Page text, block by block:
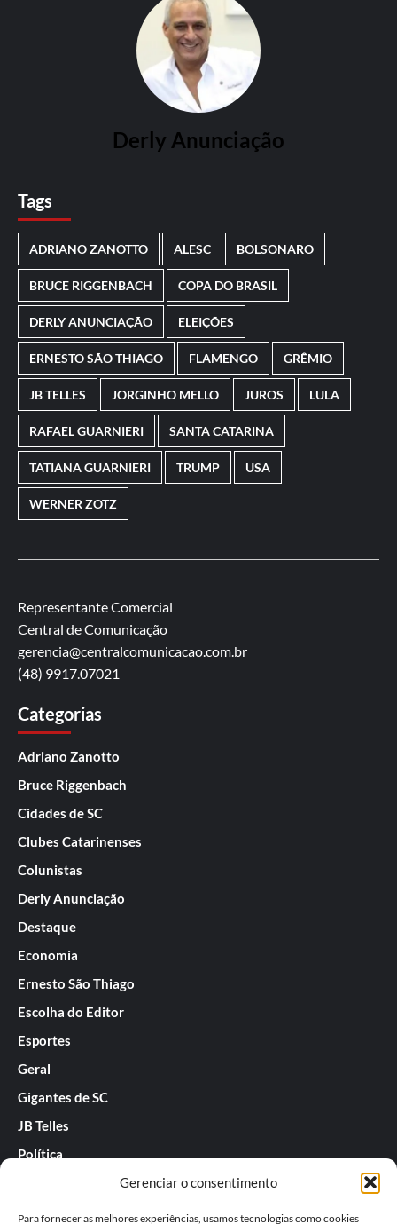
Gerenciar o consentimento
Para fornecer as melhores experiências, usamos tecnologias como cookies
Derly Anunciação
Tags
ADRIANO ZANOTTO ALESC BOLSONARO
BRUCE RIGGENBACH COPA DO BRASIL
DERLY ANUNCIAÇÃO ELEIÇÕES
ERNESTO SÃO THIAGO FLAMENGO GRÊMIO
JB TELLES JORGINHO MELLO JUROS LULA
RAFAEL GUARNIERI SANTA CATARINA
TATIANA GUARNIERI TRUMP USA
WERNER ZOTZ
Representante Comercial
Central de Comunicação
gerencia@centralcomunicacao.com.br
(48) 9917.07021
Categorias
Adriano Zanotto
Bruce Riggenbach
Cidades de SC
Clubes Catarinenses
Colunistas
Derly Anunciação
Destaque
Economia
Ernesto São Thiago
Escolha do Editor
Esportes
Geral
Gigantes de SC
JB Telles
Política
Rafael Guarnieri